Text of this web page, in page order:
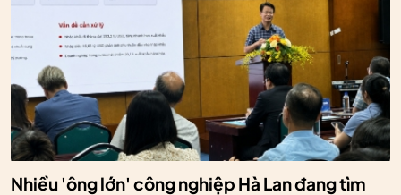
Nhiều 'ông lớn' công nghiệp Hà Lan đang tìm